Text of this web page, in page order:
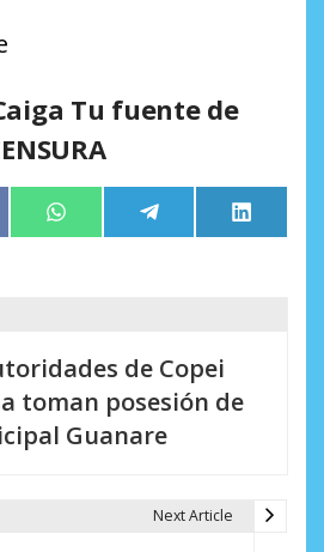
Tu fuente de
Compartir
en
WhatsApp Compartir
en
Telegram
en
LinkedIn
de Copei
toman posesión de
Guanare
Next Article